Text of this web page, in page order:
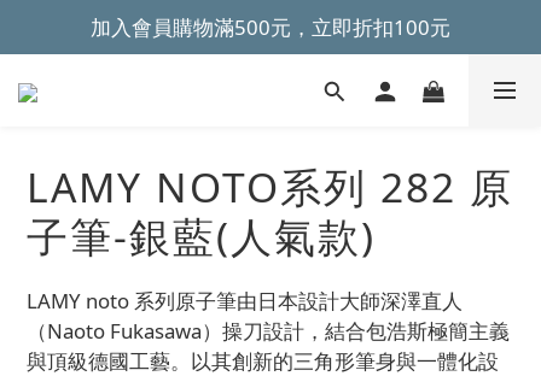
~全館滿499元免運~
加入會員購物滿500元，立即折扣100元
~全館滿499元免運~
LAMY NOTO系列 282 原
子筆-銀藍(人氣款)
LAMY noto 系列原子筆由日本設計大師深澤直人
（Naoto Fukasawa）操刀設計，結合包浩斯極簡主義
與頂級德國工藝。以其創新的三角形筆身與一體化設